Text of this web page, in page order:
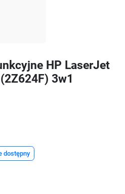
HP LaserJet
3w1
dostępny